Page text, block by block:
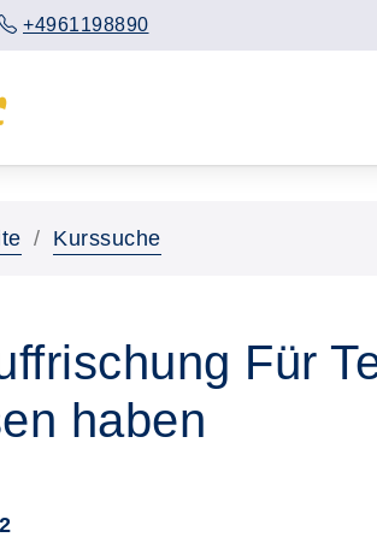
+4961198890
Kurssuche
Für
haben